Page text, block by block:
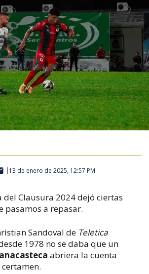
13 de enero de 2025, 12:57 PM
del Clausura 2024 dejó ciertas
pasamos a repasar.
Sandoval de Teletica
1978 no se daba que un
abriera la cuenta